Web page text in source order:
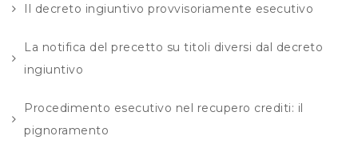
Il decreto ingiuntivo provvisoriamente esecutivo
La notifica del precetto su titoli diversi dal decreto
ingiuntivo
Procedimento esecutivo nel recupero crediti: il
pignoramento